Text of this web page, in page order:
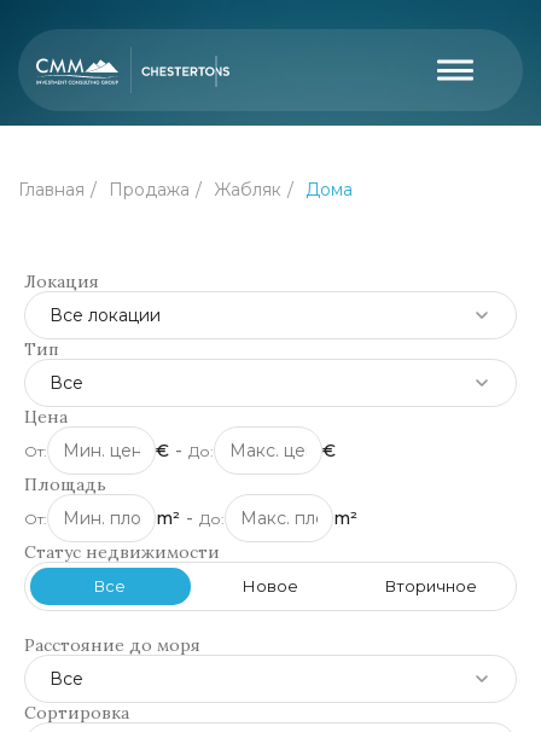
Главная Продажа Жабляк Дома
Локация
Все локации
Тип
Все
Цена
От: € - До:
€
Площадь
От: m² - До:
m²
Статус недвижимости
Все Новое Вторичное
Расстояние до моря
Все
Сортировка